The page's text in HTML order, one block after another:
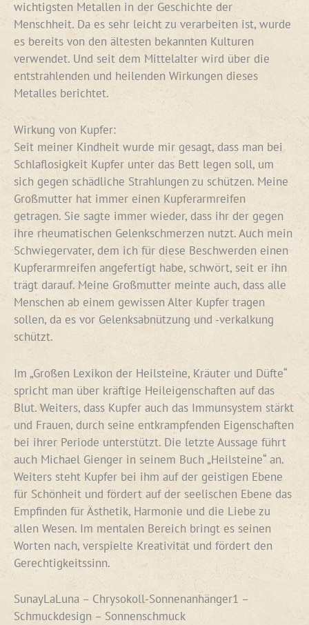
wichtigsten Metallen in der Geschichte der
Menschheit. Da es sehr leicht zu verarbeiten ist, wurde
es bereits von den ältesten bekannten Kulturen
verwendet. Und seit dem Mittelalter wird über die
entstrahlenden und heilenden Wirkungen dieses
Metalles berichtet.
Wirkung von Kupfer:
Seit meiner Kindheit wurde mir gesagt, dass man bei
Schlaflosigkeit Kupfer unter das Bett legen soll, um
sich gegen schädliche Strahlungen zu schützen. Meine
Großmutter hat immer einen Kupferarmreifen
getragen. Sie sagte immer wieder, dass ihr der gegen
ihre rheumatischen Gelenkschmerzen nutzt. Auch mein
Schwiegervater, dem ich für diese Beschwerden einen
Kupferarmreifen angefertigt habe, schwört, seit er ihn
trägt darauf. Meine Großmutter meinte auch, dass alle
Menschen ab einem gewissen Alter Kupfer tragen
sollen, da es vor Gelenksabnützung und -verkalkung
schützt.
Im „Großen Lexikon der Heilsteine, Kräuter und Düfte“
spricht man über kräftige Heileigenschaften auf das
Blut. Weiters, dass Kupfer auch das Immunsystem stärkt
und Frauen, durch seine entkrampfenden Eigenschaften
bei ihrer Periode unterstützt. Die letzte Aussage führt
auch Michael Gienger in seinem Buch „Heilsteine“ an.
Weiters steht Kupfer bei ihm auf der geistigen Ebene
für Schönheit und fördert auf der seelischen Ebene das
Empfinden für Ästhetik, Harmonie und die Liebe zu
allen Wesen. Im mentalen Bereich bringt es seinen
Worten nach, verspielte Kreativität und fördert den
Gerechtigkeitssinn.
SunayLaLuna – Chrysokoll-Sonnenanhänger1 –
Schmuckdesign – Sonnenschmuck